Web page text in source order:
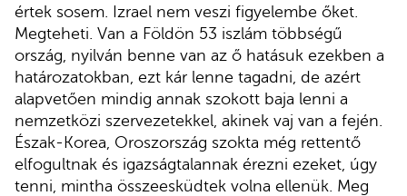
értek sosem. Izrael nem veszi figyelembe őket.
Megteheti. Van a Földön 53 iszlám többségű
ország, nyilván benne van az ő hatásuk ezekben a
határozatokban, ezt kár lenne tagadni, de azért
alapvetően mindig annak szokott baja lenni a
nemzetközi szervezetekkel, akinek vaj van a fején.
Észak-Korea, Oroszország szokta még rettentő
elfogultnak és igazságtalannak érezni ezeket, úgy
tenni, mintha összeesküdtek volna ellenük. Meg